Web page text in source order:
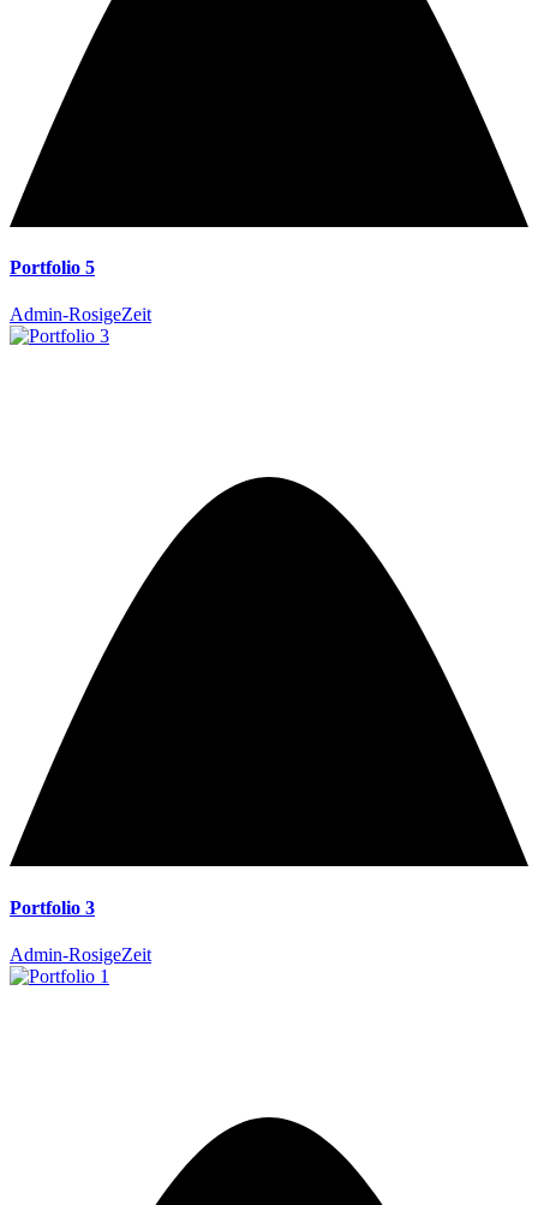
Portfolio 5
Admin-RosigeZeit
Portfolio 3
Admin-RosigeZeit